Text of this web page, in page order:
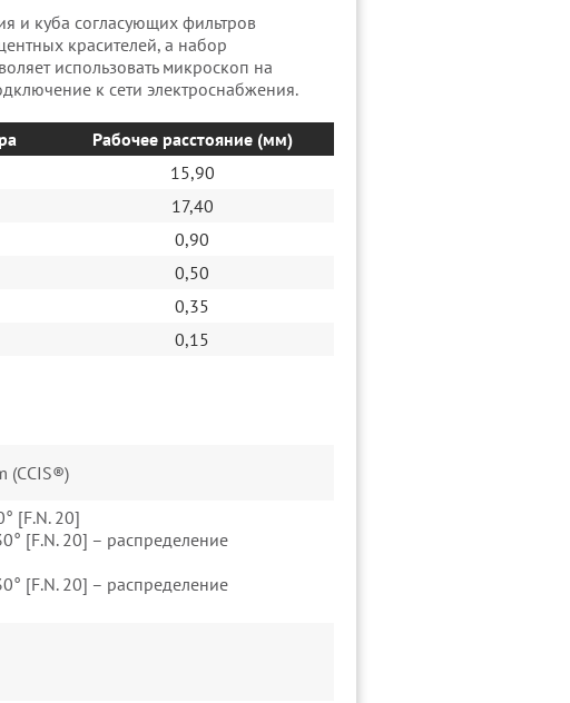
и куба согласующих фильтров
красителей, а набор
использовать микроскоп на
к сети электроснабжения.
Рабочее расстояние (мм)
15,90
17,40
0,90
0,50
0,35
0,15
(CCIS®)
[F.N. 20]
[F.N. 20] – распределение
[F.N. 20] – распределение